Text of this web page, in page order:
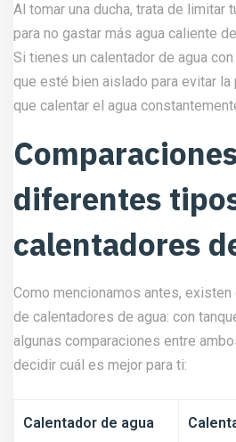
Al tomar una ducha, trata de limitar
para no gastar más agua caliente
Si tienes un calentador de agua
que esté bien aislado para evitar
que calentar el agua
diferentes
calentadores
Como mencionamos antes,
de calentadores de agua: con
algunas comparaciones entre
decidir cuál es mejor para ti:
Calentador de agua